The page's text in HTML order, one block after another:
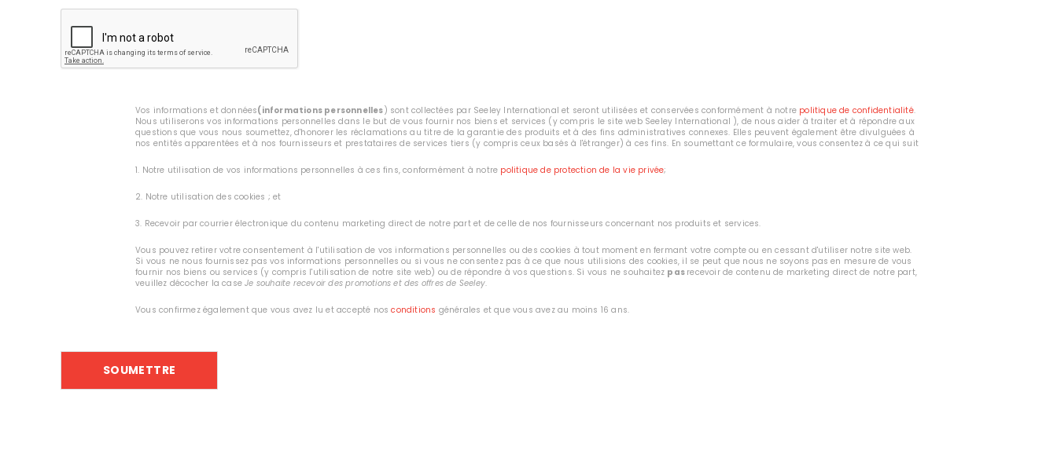
Vos informations et données(informations personnelles ) sont collectées par Seeley International et seront utilisées et conservées conformément à notre politique de confidentialité.
Nous utiliserons vos informations personnelles dans le but de vous fournir nos biens et services (y compris le site web Seeley International ), de nous aider à traiter et à répondre aux
questions que vous nous soumettez, d'honorer les réclamations au titre de la garantie des produits et à des fins administratives connexes. Elles peuvent également être divulguées à
nos entités apparentées et à nos fournisseurs et prestataires de services tiers (y compris ceux basés à l'étranger) à ces fins. En soumettant ce formulaire, vous consentez à ce qui suit
1. Notre utilisation de vos informations personnelles à ces fins, conformément à notre politique de protection de la vie privée;
2. Notre utilisation des cookies ; et
3. Recevoir par courrier électronique du contenu marketing direct de notre part et de celle de nos fournisseurs concernant nos produits et services.
Vous pouvez retirer votre consentement à l'utilisation de vos informations personnelles ou des cookies à tout moment en fermant votre compte ou en cessant d'utiliser notre site web.
Si vous ne nous fournissez pas vos informations personnelles ou si vous ne consentez pas à ce que nous utilisions des cookies, il se peut que nous ne soyons pas en mesure de vous
fournir nos biens ou services (y compris l'utilisation de notre site web) ou de répondre à vos questions. Si vous ne souhaitez pas recevoir de contenu de marketing direct de notre part,
veuillez décocher la caseJe souhaite recevoir des promotions et des offres de Seeley.
Vous confirmez également que vous avez lu et accepté nosconditions générales et que vous avez au moins 16 ans.